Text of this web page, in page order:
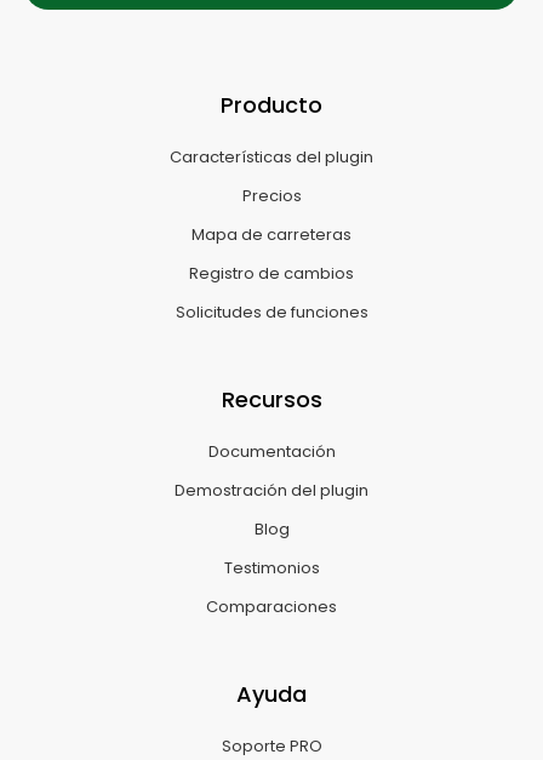
Producto
Características del plugin
Precios
Mapa de carreteras
Registro de cambios
Solicitudes de funciones
Recursos
Documentación
Demostración del plugin
Blog
Testimonios
Comparaciones
Ayuda
Soporte PRO